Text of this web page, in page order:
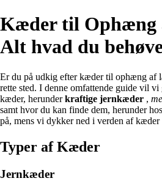
Kæder til Ophæng
Alt hvad du
Er du på udkig efter kæder til ophæng af
rette sted. I denne omfattende guide vil
kæder, herunderkraftige jernkæder ,
samt hvor du kan finde dem, herunder
på, mens vi dykker ned i verden af
Typer af Kæder
Jernkæder